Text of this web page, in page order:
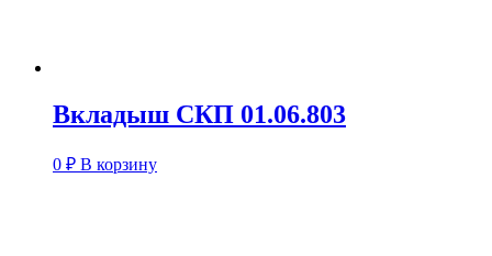
Вкладыш СКП 01.06.803
0 ₽ В корзину